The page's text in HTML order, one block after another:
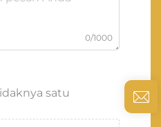
0/1000
satu